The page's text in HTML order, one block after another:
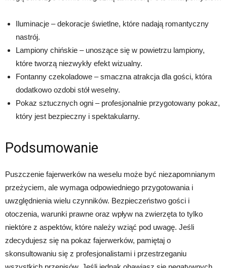
Iluminacje – dekoracje świetlne, które nadają romantyczny
nastrój.
Lampiony chińskie – unoszące się w powietrzu lampiony,
które tworzą niezwykły efekt wizualny.
Fontanny czekoladowe – smaczna atrakcja dla gości, która
dodatkowo ozdobi stół weselny.
Pokaz sztucznych ogni – profesjonalnie przygotowany pokaz,
który jest bezpieczny i spektakularny.
Podsumowanie
Puszczenie fajerwerków na weselu może być niezapomnianym
przeżyciem, ale wymaga odpowiedniego przygotowania i
uwzględnienia wielu czynników. Bezpieczeństwo gości i
otoczenia, warunki prawne oraz wpływ na zwierzęta to tylko
niektóre z aspektów, które należy wziąć pod uwagę. Jeśli
zdecydujesz się na pokaz fajerwerków, pamiętaj o
skonsultowaniu się z profesjonalistami i przestrzeganiu